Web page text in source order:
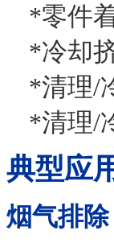
*零件
*冷却
*清理/
*清理/
典型应
烟气排除